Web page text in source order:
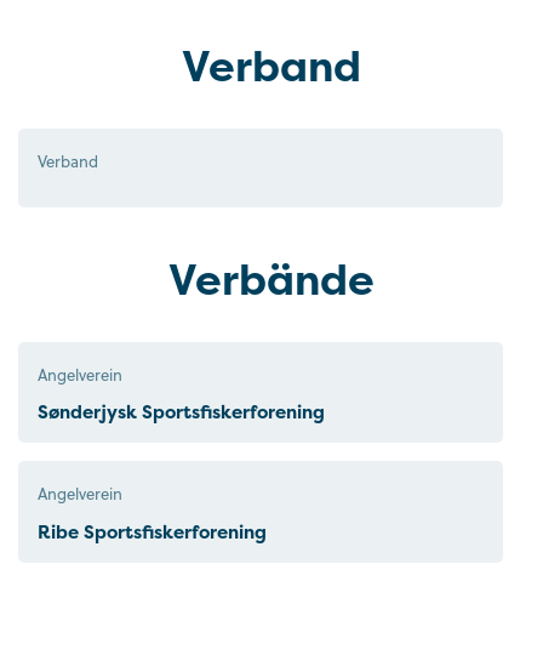
Verband
Verband
Verbände
Angelverein
Sønderjysk Sportsfiskerforening
Angelverein
Ribe Sportsfiskerforening